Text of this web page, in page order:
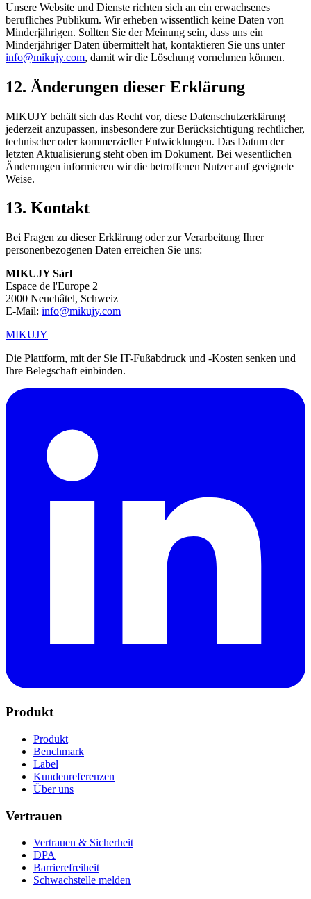
Unsere Website und Dienste richten sich an ein erwachsenes
berufliches Publikum. Wir erheben wissentlich keine Daten von
Minderjährigen. Sollten Sie der Meinung sein, dass uns ein
Minderjähriger Daten übermittelt hat, kontaktieren Sie uns unter
info@mikujy.com, damit wir die Löschung vornehmen können.
12. Änderungen dieser Erklärung
MIKUJY behält sich das Recht vor, diese Datenschutzerklärung
jederzeit anzupassen, insbesondere zur Berücksichtigung rechtlicher,
technischer oder kommerzieller Entwicklungen. Das Datum der
letzten Aktualisierung steht oben im Dokument. Bei wesentlichen
Änderungen informieren wir die betroffenen Nutzer auf geeignete
Weise.
13. Kontakt
Bei Fragen zu dieser Erklärung oder zur Verarbeitung Ihrer
personenbezogenen Daten erreichen Sie uns:
MIKUJY Sàrl
Espace de l'Europe 2
2000 Neuchâtel, Schweiz
E-Mail: info@mikujy.com
MIKUJY
Die Plattform, mit der Sie IT-Fußabdruck und -Kosten senken und
Ihre Belegschaft einbinden.
Produkt
Produkt
Benchmark
Label
Kundenreferenzen
Über uns
Vertrauen
Vertrauen & Sicherheit
DPA
Barrierefreiheit
Schwachstelle melden